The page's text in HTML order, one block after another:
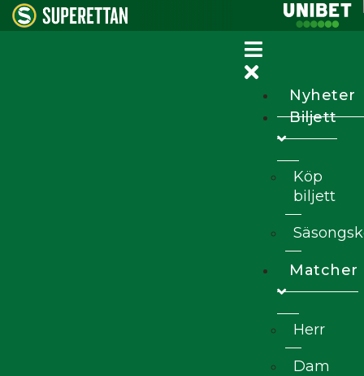
Nyheter
Biljett
Köp
biljett
Matcher
Herr
Dam